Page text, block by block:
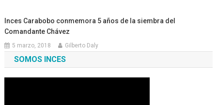
Inces Carabobo conmemora 5 años de la siembra del
Comandante Chávez
5 marzo, 2018 Gilberto Daly
SOMOS INCES